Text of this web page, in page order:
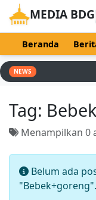
MEDIA BDG
Beranda
NEWS
Tag:
Menampilkan 0
Belum ada
"Bebek+goreng".